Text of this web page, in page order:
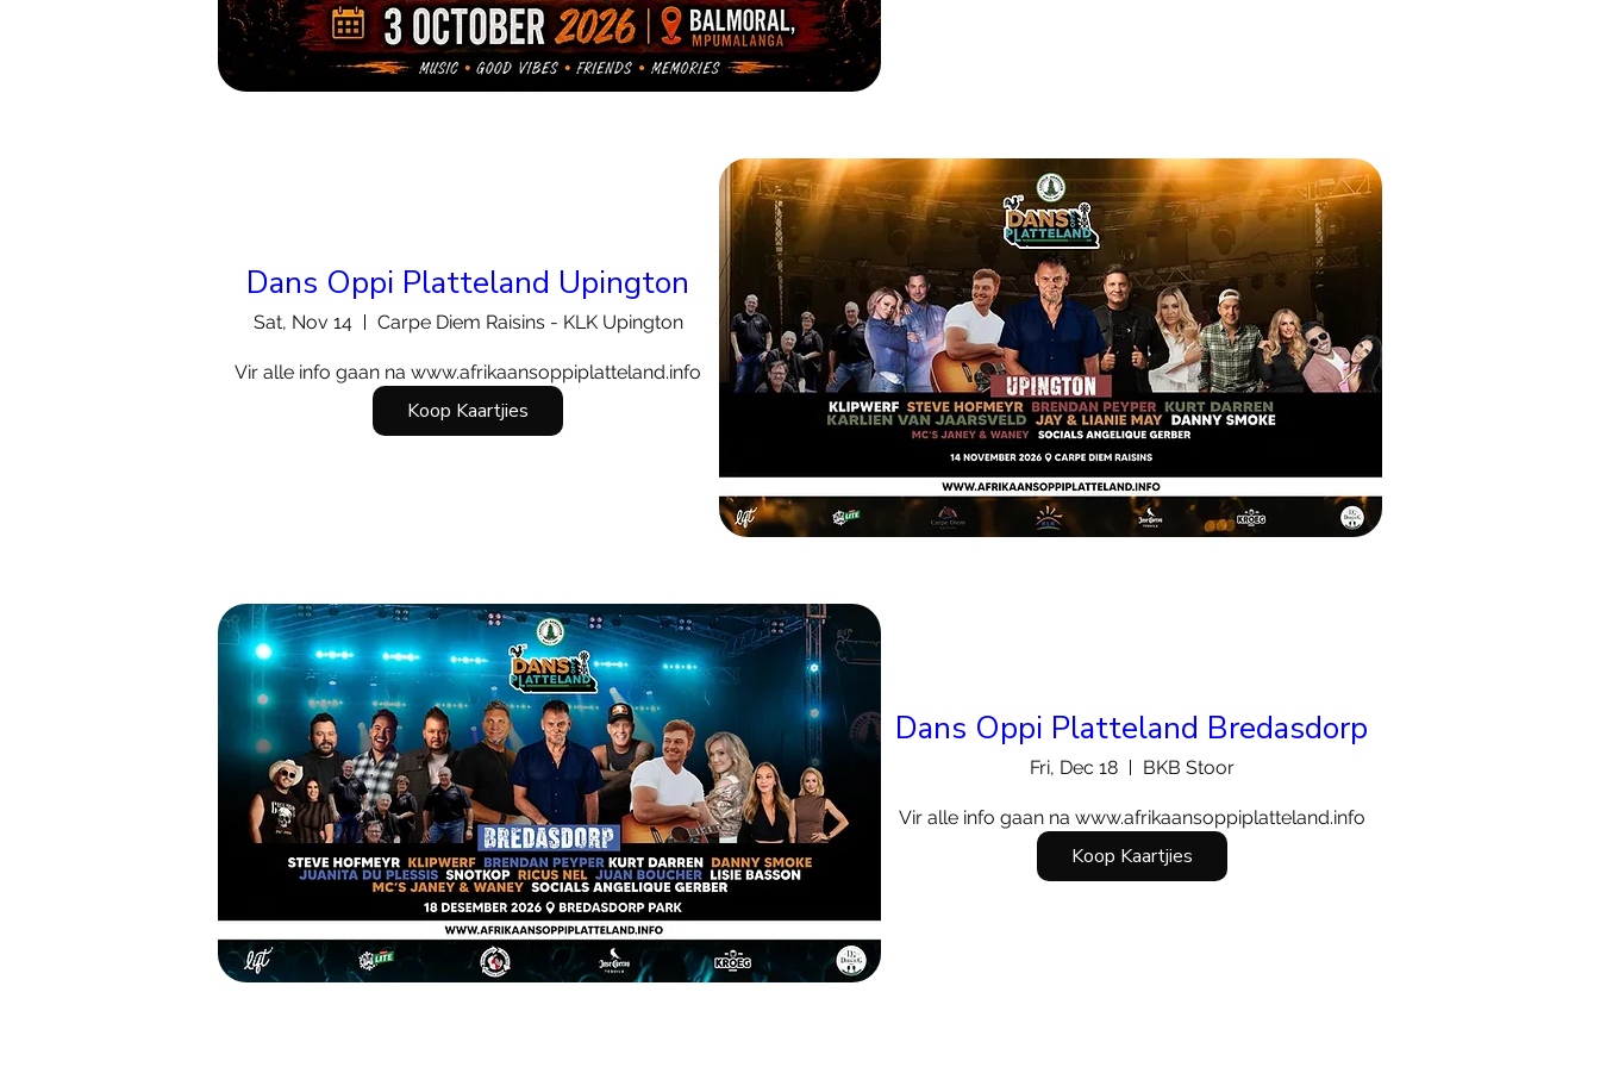
Dans Oppi Platteland Upington
Sat, Nov 14 Carpe Diem Raisins - KLK Upington
Vir alle info gaan na www.afrikaansoppiplatteland.info
Koop Kaartjies
Dans Oppi Platteland Bredasdorp
Fri, Dec 18 BKB Stoor
Vir alle info gaan na www.afrikaansoppiplatteland.info
Koop Kaartjies